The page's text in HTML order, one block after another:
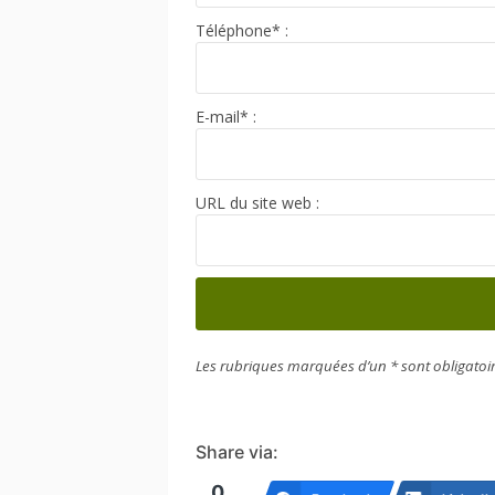
Téléphone* :
E-mail* :
URL du site web :
Les rubriques marquées d’un * sont
Share via: